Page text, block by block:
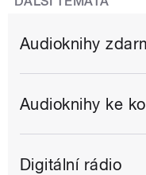
Audioknihy
Audioknihy ke
Digitální rádio